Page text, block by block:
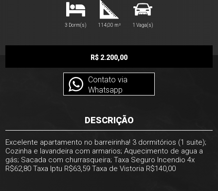
3 Dorm(s) 114,00 m² 1 Vaga(s)
R$ 2.200,00
Contato via
Whatsapp
DESCRIÇÃO
Excelente apartamento no barreirinha! 3 dormitórios (1 suite);
Cozinha e lavandeira com armarios; Aquecimento de agua a
gás; Sacada com churrasqueira; Taxa Seguro Incendio 4x
R$62,80 Taxa Iptu R$63,59 Taxa de Vistoria R$140,00